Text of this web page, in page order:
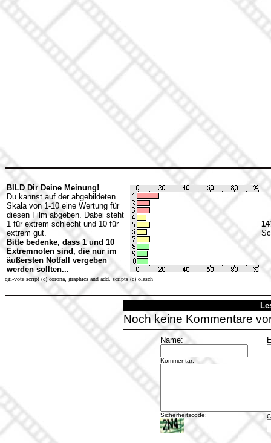
BILD Dir Deine Meinung!
Du kannst auf der abgebildeten
Skala von 1-10 eine Wertung für
diesen Film abgeben. Dabei steht
1 für extrem schlecht und 10 für
extrem gut.
Bitte bedenke, dass 1 und 10
Extremnoten sind, die nur im
äußersten Notfall vergeben
werden sollten...
cgi-vote script (c) corona, graphics and add. scripts (c) olasch
Noch keine Kommentare
Name:
Kommentar:
Sicherheitscode: